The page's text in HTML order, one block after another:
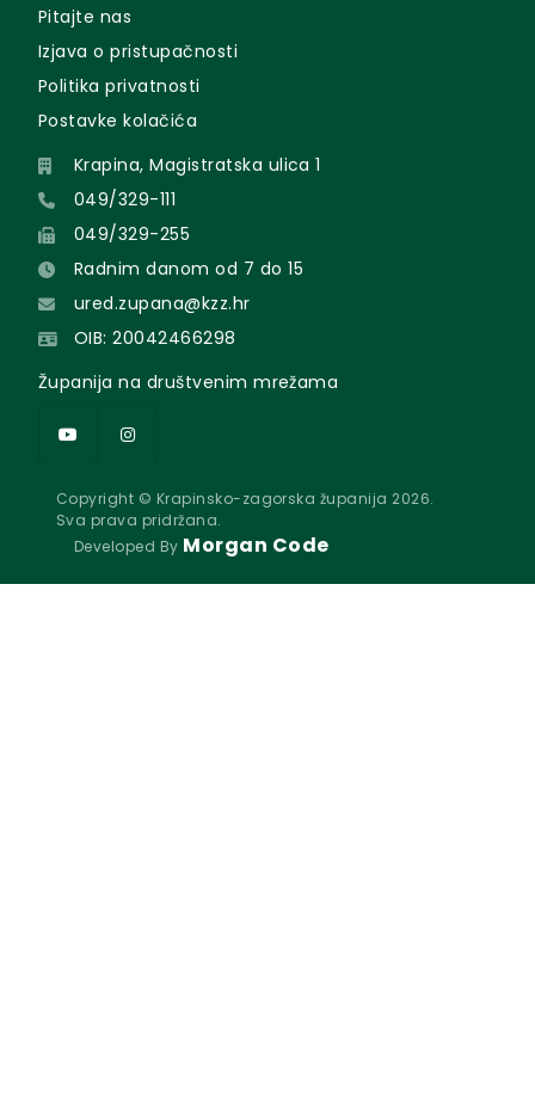
Pitajte nas
Izjava o pristupačnosti
Politika privatnosti
Postavke kolačića
Krapina, Magistratska ulica 1
049/329-111
049/329-255
Radnim danom od 7 do 15
ured.zupana@kzz.hr
OIB: 20042466298
Županija na društvenim mrežama
Copyright © Krapinsko-zagorska županija 2026.
Sva prava pridržana.
Developed By Morgan Code